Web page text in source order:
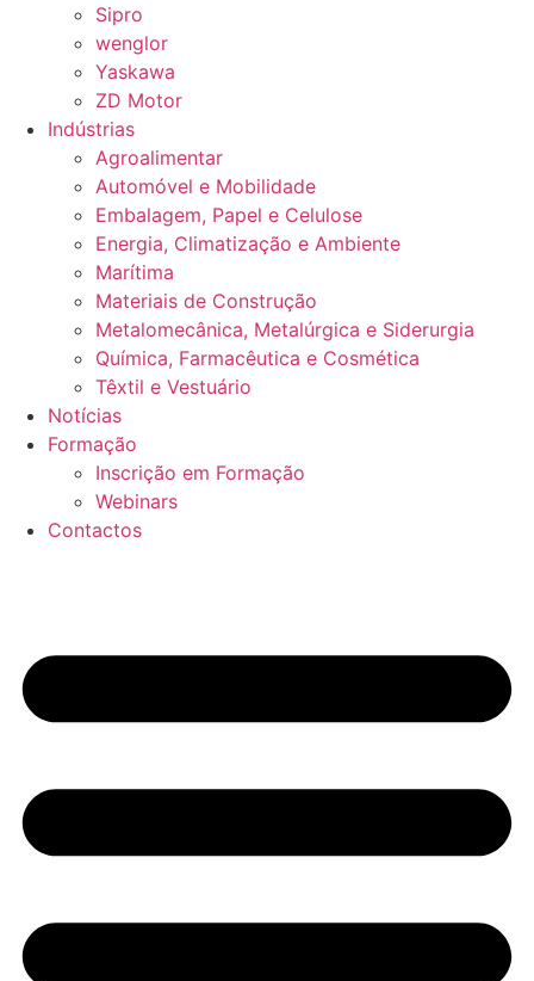
Sipro
wenglor
Yaskawa
ZD Motor
Indústrias
Agroalimentar
Automóvel e Mobilidade
Embalagem, Papel e Celulose
Energia, Climatização e Ambiente
Marítima
Materiais de Construção
Metalomecânica, Metalúrgica e Siderurgia
Química, Farmacêutica e Cosmética
Têxtil e Vestuário
Notícias
Formação
Inscrição em Formação
Webinars
Contactos